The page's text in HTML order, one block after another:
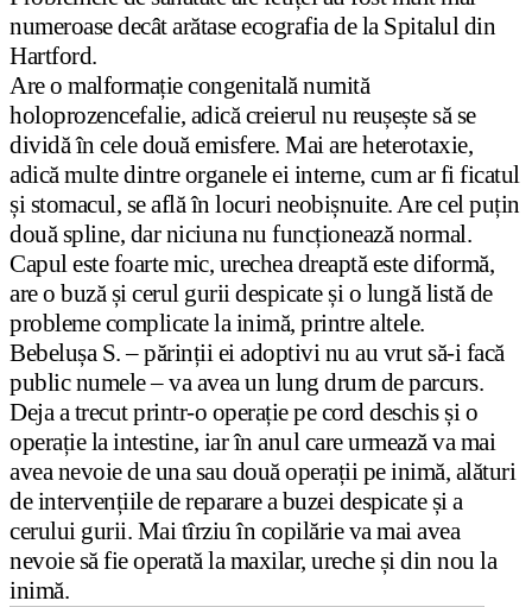
numeroase decât arătase ecografia de la Spitalul din
Hartford.
Are o malformație congenitală numită
holoprozencefalie, adică creierul nu reușește să se
dividă în cele două emisfere. Mai are heterotaxie,
adică multe dintre organele ei interne, cum ar fi ficatul
și stomacul, se află în locuri neobișnuite. Are cel puțin
două spline, dar niciuna nu funcționează normal.
Capul este foarte mic, urechea dreaptă este diformă,
are o buză și cerul gurii despicate și o lungă listă de
probleme complicate la inimă, printre altele.
Bebelușa S. – părinții ei adoptivi nu au vrut să-i facă
public numele – va avea un lung drum de parcurs.
Deja a trecut printr-o operație pe cord deschis și o
operație la intestine, iar în anul care urmează va mai
avea nevoie de una sau două operații pe inimă, alături
de intervențiile de reparare a buzei despicate și a
cerului gurii. Mai tîrziu în copilărie va mai avea
nevoie să fie operată la maxilar, ureche și din nou la
inimă.